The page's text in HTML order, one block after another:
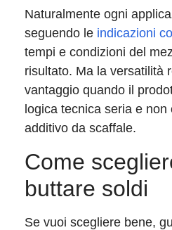
Naturalmente ogni
seguendo le indicazioni
tempi e condizioni del
risultato. Ma la versatilità
vantaggio quando il
logica tecnica seria e
additivo da scaffale.
Come
buttare soldi
Se vuoi scegliere bene,